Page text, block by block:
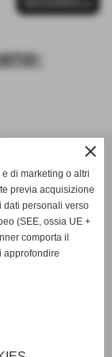
close
di marketing o altri
previa acquisizione
dati personali verso
(SEE, ossia UE +
comporta il
approfondire